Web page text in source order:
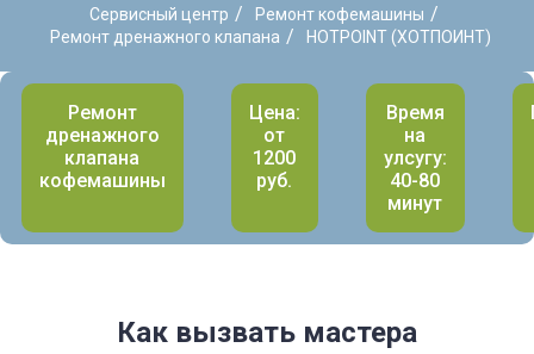
Сервисный центр / Ремонт кофемашины /
Ремонт дренажного клапана / HOTPOINT (ХОТПОИНТ)
Ремонт
дренажного
клапана
кофемашины
Цена:
от
1200
руб.
Время
на
улсугу:
40-80
минут
Как вызвать мастера